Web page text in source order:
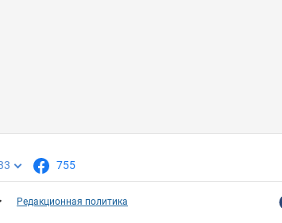
755
Редакционная политика